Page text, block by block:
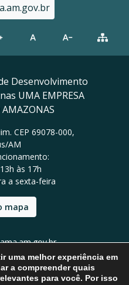
Desenvolvimento
UMA EMPRESA
CEP 69078-000,
AM
às 17h
a sexta-feira
mapa
9999
uma melhor experiência em
a compreender quais
para você. Por isso